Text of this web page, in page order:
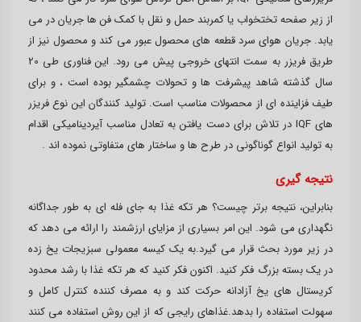
از زیر صفحه تختخواب یا کمربند حمل و نقل با کمک فن ها جریان در می
یابد. جریان هوای سرد قطعه های محصول عبور می کند و محصول نیز از
طریق فریزر به سمت انتهای خروجی پیش می رود. این فناوری طی 20
سال گذشته شاهد پیشرفت ها و تحولات چشمگیر بوده است ، و برای
طیف فزاینده ای از محصولات مناسب است. تولید کنندگان این نوع فریزر
های IQF در تلاش برای دست یافتن به تعادل مناسب آیردینامیکی اقدام
به تولید انواع گوناگونی در طرح ها و ساختار های متفاوتی نموده اند .
نتیجه گیری
بنابراین، نتیجه برتر چیست؟ هر تکه غذا به جای فله ای به طور جداگانه
نگهداری می شود. این امر بسیاری از مزایای ارزشمند را ارائه می دهد که
در زیر مورد بحث قرار می گیرد.به یک کیسه معمولی سبزیجات یخ زده
در یک بسته بزرگ فکر کنید. اکنون فکر کنید که هر تکه غذا با رشد محدود
کریستال های یخ آزادانه حرکت کند و به مصرف کننده کنترل کامل و
سهولت استفاده را بدهد.غذاهای رایجی که از این روش استفاده می کنند